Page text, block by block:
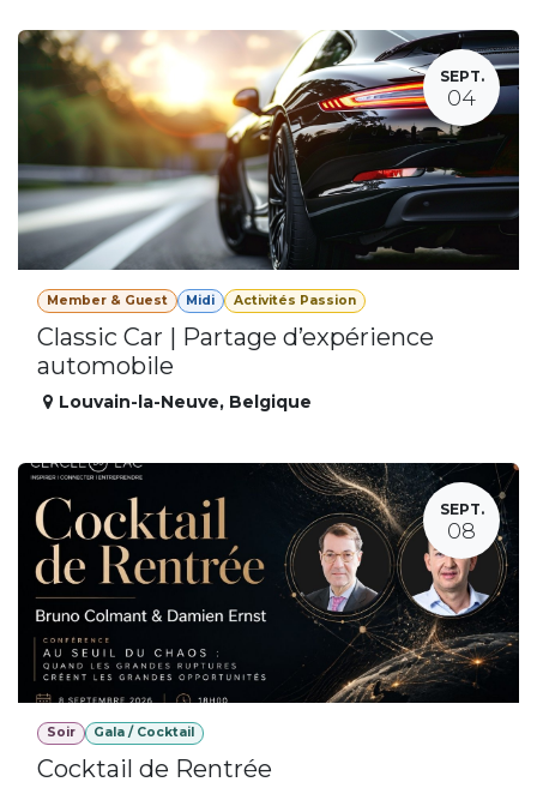
SEPT.
04
Member & Guest Midi Activités Passion
Classic Car | Partage d’expérience
automobile
Louvain-la-Neuve, Belgique
SEPT.
08
Soir Gala / Cocktail
Cocktail de Rentrée